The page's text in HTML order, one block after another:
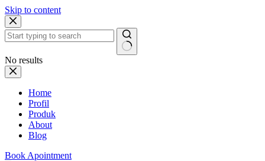
Skip to content
No results
Home
Profil
Produk
About
Blog
Book Apointment